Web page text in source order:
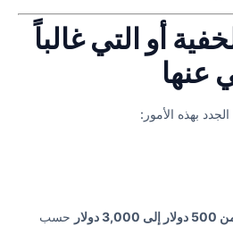
أو التي غالباً
عنها
بهذه الأمور:
إلى 3,000 دولار
حسب